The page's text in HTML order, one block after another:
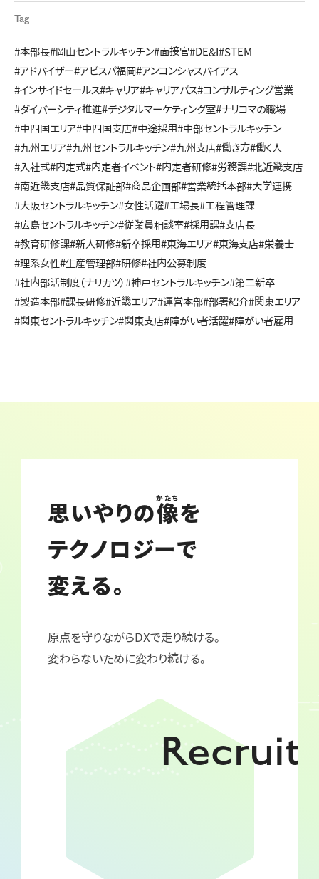
Tag
#本部長#岡山セントラルキッチン#面接官#DE&I #STEM
#アドバイザー#アビスパ福岡#アンコンシャスバイアス
#インサイドセールス#キャリア#キャリアパス#コンサルティング営業
#ダイバーシティ推進#デジタルマーケティング室#ナリコマの職場
#中四国エリア#中四国支店#中途採用#中部セントラルキッチン
#九州エリア#九州セントラルキッチン#九州支店#働き方#働く人
#入社式#内定式#内定者イベント#内定者研修#労務課#北近畿支店
#南近畿支店#品質保証部#商品企画部#営業統括本部#大学連携
#大阪セントラルキッチン#女性活躍#工場長#工程管理課
#広島セントラルキッチン#従業員相談室#採用課#支店長
#教育研修課#新人研修#新卒採用#東海エリア#東海支店#栄養士
#理系女性#生産管理部#研修#社内公募制度
#社内部活制度（ナリカツ） #神戸セントラルキッチン#第二新卒
#製造本部#課長研修#近畿エリア#運営本部#部署紹介#関東エリア
#関東セントラルキッチン#関東支店#障がい者活躍#障がい者雇用
思いやりの像
かたち
を
テクノロジーで
変える。
原点を守りながらDXで走り続ける。
変わらないために変わり続ける。
Recruit